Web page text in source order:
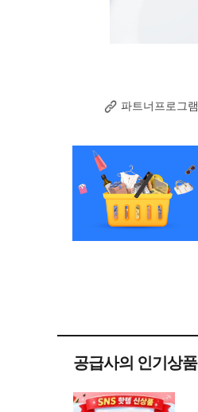
파트너프로그램
공급사의 인기상품